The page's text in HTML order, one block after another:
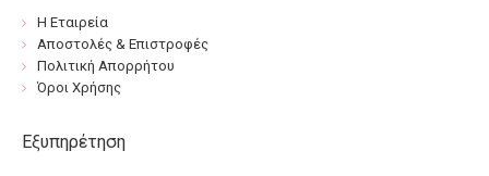
Η Εταιρεία
Αποστολές & Επιστροφές
Πολιτική Απορρήτου
Όροι Χρήσης
Εξυπηρέτηση